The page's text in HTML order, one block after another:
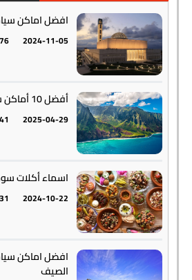
أمريكا الجنوبية || القارة
أستراليا || أوقيانوسيا
افضل اماكن
2024-11-05
أفضل 10 أماكن سياحية في العالم
2025-04-29
اسماء أكلات
2024-10-22
افضل اماكن
الصيف